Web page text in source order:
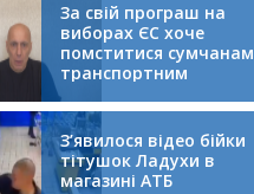
За свій програш на
виборах ЄС хоче
помститися сумчанам
транспортним
колапсом
З’явилося відео бійки
тітушок Ладухи в
магазині АТБ